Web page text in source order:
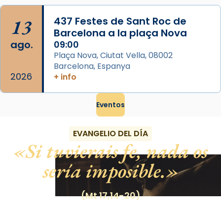
13
ago.
2026
437 Festes de Sant Roc de
Barcelona a la plaça Nova
09:00
Plaça Nova, Ciutat Vella, 08002
Barcelona, Espanya
+ info
Eventos
EVANGELIO DEL DÍA
Si tuvierais fe, nada os
sería imposible.
(Mt 17,14-20)